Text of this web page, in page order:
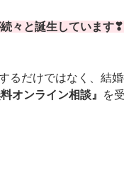
々と誕生しています❣
るだけではなく、結
オンライン相談』
を